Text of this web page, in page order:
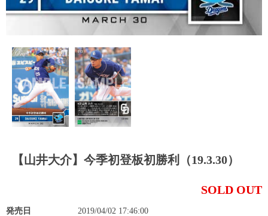
【山井大介】今季初登板初勝利（19.3.30）
SOLD OUT
発売日 2019/04/02 17:46:00